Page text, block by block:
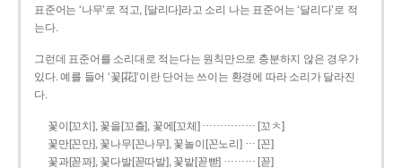
표준어는 ‘나무’로 적고, [달리다]라고 소리 나는 표준어는 ‘달리다’로 적
는다.
그런데 표준어를 소리대로 적는다는 원칙만으로 충분하지 않은 경우가
있다. 예를 들어 ‘꽃[花]’이란 단어는 쓰이는 환경에 따라 소리가 달라진
다.
꽃이[꼬치], 꽃을[꼬츨], 꽃에[꼬체] …………… [꼬ㅊ]
꽃만[꼰만], 꽃나무[꼰나무], 꽃놀이[꼰노리] … [꼰]
꽃과[꼳꽈], 꽃다발[꼳따발], 꽃밭[꼳빧] ……… [꼳]